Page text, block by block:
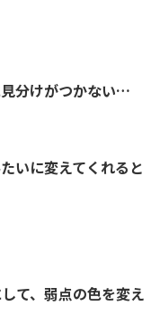
分けがつかない…
いに変えてくれると
て、弱点の色を変え